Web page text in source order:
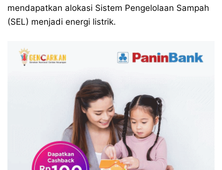
mendapatkan alokasi Sistem Pengelolaan Sampah
(SEL) menjadi energi listrik.